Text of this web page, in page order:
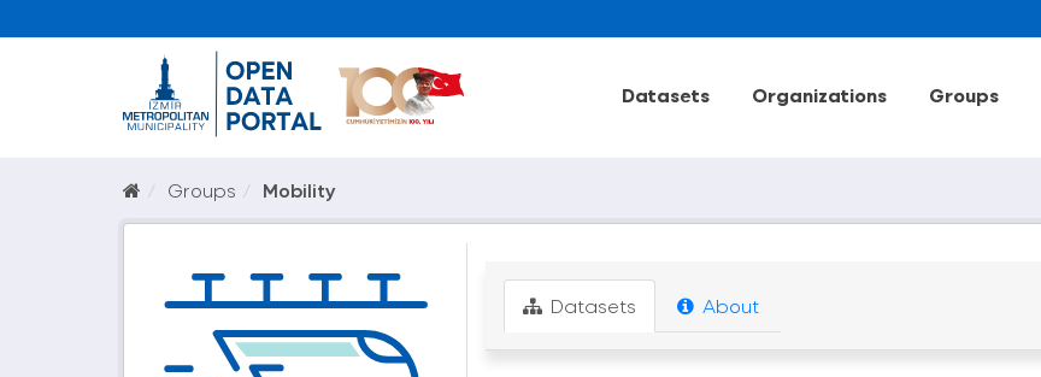
Datasets Organizations Groups
Groups Mobility
Datasets About